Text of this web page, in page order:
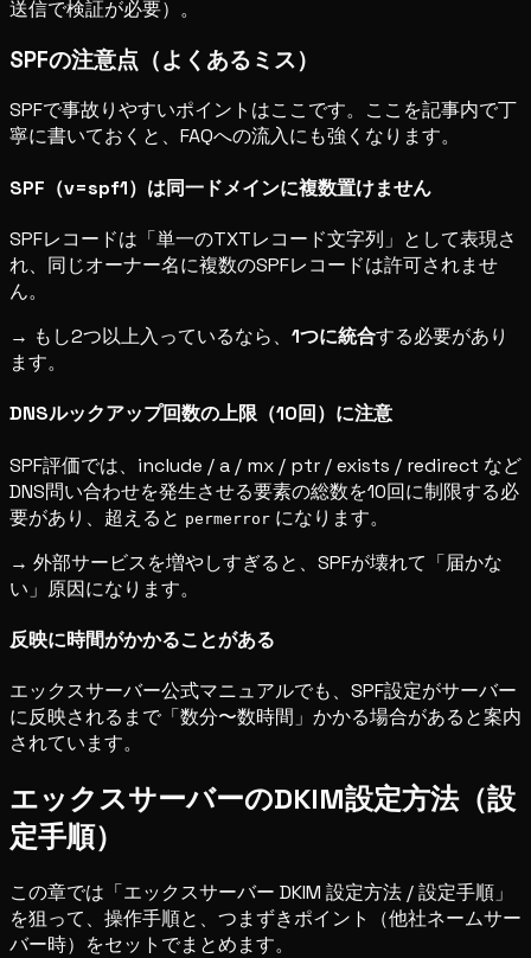
送信で検証が必要）。
SPFの注意点（よくあるミス）
SPFで事故りやすいポイントはここです。ここを記事内で丁
寧に書いておくと、FAQへの流入にも強くなります。
SPF（v=spf1）は同一ドメインに複数置けません
SPFレコードは「単一のTXTレコード文字列」として表現さ
れ、同じオーナー名に複数のSPFレコードは許可されませ
ん。
→ もし2つ以上入っているなら、 1つに統合する必要があり
ます。
DNSルックアップ回数の上限（10回）に注意
SPF評価では、include / a / mx / ptr / exists / redirect など
DNS問い合わせを発生させる要素の総数を10回に制限する必
要があり、超えると permerror になります。
→ 外部サービスを増やしすぎると、SPFが壊れて「届かな
い」原因になります。
反映に時間がかかることがある
エックスサーバー公式マニュアルでも、SPF設定がサーバー
に反映されるまで「数分〜数時間」かかる場合があると案内
されています。
エックスサーバーのDKIM設定方法（設
定手順）
この章では「エックスサーバー DKIM 設定方法 / 設定手順」
を狙って、操作手順と、つまずきポイント（他社ネームサー
バー時）をセットでまとめます。